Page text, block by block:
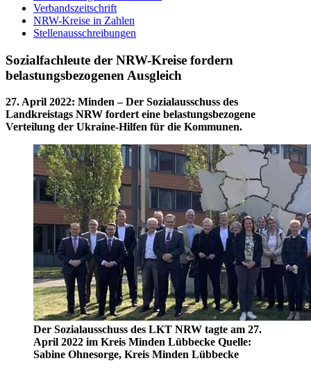
Verbandszeitschrift
NRW-Kreise in Zahlen
Stellenausschreibungen
Sozialfachleute der NRW-Kreise fordern
belastungsbezogenen Ausgleich
27. April 2022: Minden – Der Sozialausschuss des
Landkreistags NRW fordert eine belastungsbezogene
Verteilung der Ukraine-Hilfen für die Kommunen.
Der Sozialausschuss des LKT NRW tagte am 27.
April 2022 im Kreis Minden Lübbecke Quelle:
Sabine Ohnesorge, Kreis Minden Lübbecke